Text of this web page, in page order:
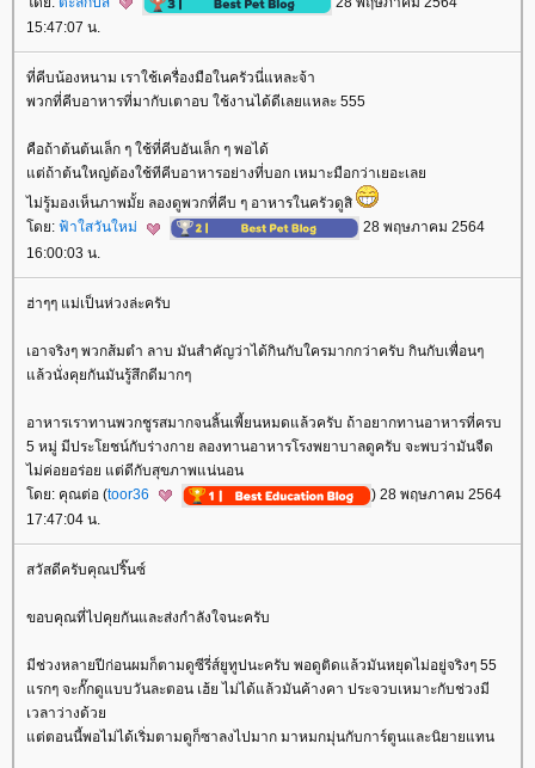
15:47:07 น.
ที่คีบน้องหนาม เราใช้เครื่องมือในครัวนี่แหละจ้า
พวกที่คีบอาหารที่มากับเตาอบ ใช้งานได้ดีเลยแหละ 555
คือถ้าต้นต้นเล็ก ๆ ใช้ที่คีบอันเล็ก ๆ พอได้
ต่ถ้าต้นใหญ่ต้องใช้ทีคีบอาหารอย่างที่บอก เหมาะมือกว่าเยอะเล
ไม่รู้มองเห็นภาพมั้ย ลองดูพวกที่คีบ ๆ อาหารในครัวดูสิ
ดย: ฟ้าใสวันใหม่
28 พฤษภาคม 2564
16:00:03 น.
ฮ่าๆๆ แม่เป็นห่วงล่ะครับ
เอาจริงๆ พวกส้มตำ ลาบ มันสำคัญว่าได้กินกับใครมากกว่าครับ กินกับเพื่อนๆ
ล้วนั่งคุยกันมันรู้สึกดีมากๆ
อาหารเราทานพวกชูรสมากจนลิ้นเพี้ยนหมดแล้วครับ ถ้าอยากทานอาหารที่ครบ
5 หมู่ มีประโยชน์กับร่างกาย ลองทานอาหารโรงพยาบาลดูครับ จะพบว่ามันจืด
ไม่ค่อยอร่อย แต่ดีกับสุขภาพแน่นอน
ดย: คุณต่อ (toor36
) 28 พฤษภาคม 2564
17:47:04 น.
สวัสดีครับคุณปริ๊นซ์
ขอบคุณที่ไปคุยกันและส่งกำลังใจนะครับ
มีช่วงหลายปีก่อนผมก็ตามดูซีรี่ส์ยูทูปนะครับ พอดูติดแล้วมันหยุดไม่อยู่จริงๆ 55
รกๆ จะกั๊กดูแบบวันละตอน เฮ้ย ไม่ได้แล้วมันค้างคา ประจวบเหมาะกับช่วงมี
เวลาว่างด้ว
ต่ตอนนี้พอไม่ได้เริ่มตามดูก็ซาลงไปมาก มาหมกมุ่นกับการ์ตูนและนิยายแทน